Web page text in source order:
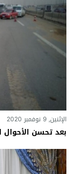
الإثنين, 9 نوفمبر 2020
بعد تحسن